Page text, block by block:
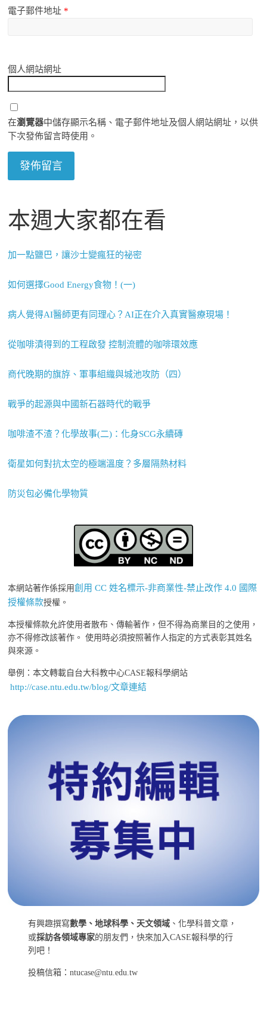
電子郵件地址 *
個人網站網址
在瀏覽器中儲存顯示名稱、電子郵件地址及個人網站網址，以供
下次發佈留言時使用。
本週大家都在看
加一點鹽巴，讓沙士變瘋狂的祕密
如何選擇Good Energy食物！(一)
病人覺得AI醫師更有同理心？AI正在介入真實醫療現場！
從咖啡漬得到的工程啟發 控制流體的咖啡環效應
商代晚期的旗斿、軍事組織與城池攻防（四）
戰爭的起源與中國新石器時代的戰爭
咖啡渣不渣？化學故事(二)：化身SCG永續磚
衛星如何對抗太空的極端溫度？多層隔熱材料
防災包必備化學物質
本網站著作係採用創用 CC 姓名標示-非商業性-禁止改作 4.0 國際
授權條款授權。
本授權條款允許使用者散布、傳輸著作，但不得為商業目的之使用，
亦不得修改該著作。 使用時必須按照著作人指定的方式表彰其姓名
與來源。
舉例：本文轉載自台大科教中心CASE報科學網站
http://case.ntu.edu.tw/blog/文章連結
有興趣撰寫數學、地球科學、天文領域 、化學科普文章，
或採訪各領域專家的朋友們，快來加入CASE報科學的行
列吧！
投稿信箱：ntucase@ntu.edu.tw